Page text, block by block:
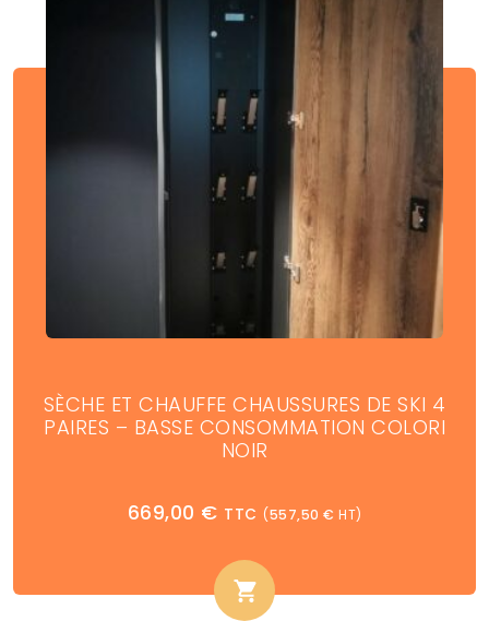
SÈCHE ET CHAUFFE CHAUSSURES DE SKI 4
PAIRES – BASSE CONSOMMATION COLORI
NOIR
669,00 € TTC (557,50 € HT)